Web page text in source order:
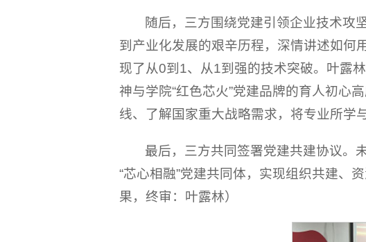
随后，三方围绕党建引领企业技术攻
到产业化发展的艰辛历程，深情讲述如何
现了从0到1、从1到强的技术突破。叶露
神与学院“红色芯火”党建品牌的育人初心
线、了解国家重大战略需求，将专业所学
最后，三方共同签署党建共建协议。
“芯心相融”党建共同体，实现组织共建、
果，终审：叶露林）